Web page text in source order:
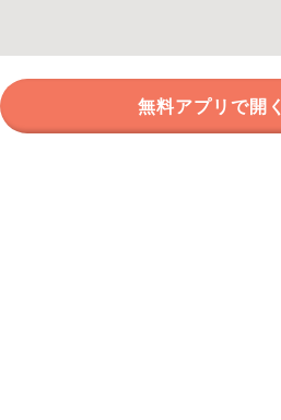
無料アプリで開く